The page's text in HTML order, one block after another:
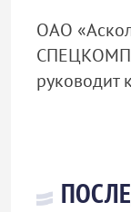
ОАО
руководит